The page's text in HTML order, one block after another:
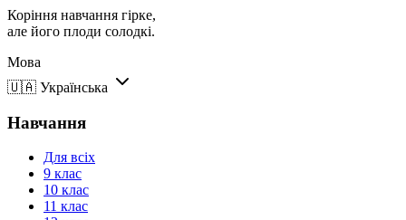
Коріння навчання гірке,
але його плоди солодкі.
Мова
🇺🇦 Українська
Навчання
Для всіх
9 клас
10 клас
11 клас